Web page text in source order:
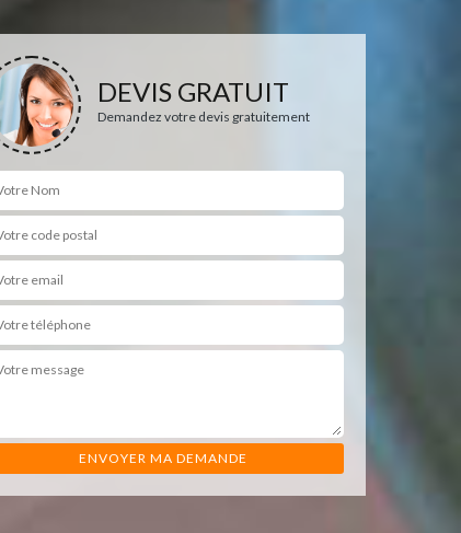
DEVIS GRATUIT
Demandez votre devis gratuitement